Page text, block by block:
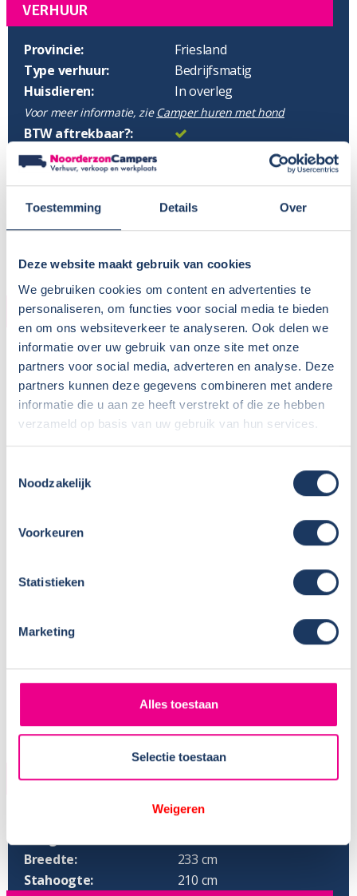
Toestemming Details Over
Deze website maakt gebruik van cookies
We gebruiken cookies om content en advertenties te
personaliseren, om functies voor social media te bieden
en om ons websiteverkeer te analyseren. Ook delen we
informatie over uw gebruik van onze site met onze
partners voor social media, adverteren en analyse. Deze
partners kunnen deze gegevens combineren met andere
informatie die u aan ze heeft verstrekt of die ze hebben
verzameld op basis van uw gebruik van hun services.
Noodzakelijk
Voorkeuren
Statistieken
Marketing
Alles toestaan
Selectie toestaan
Weigeren
VERHUUR
Provincie:
Friesland
Type verhuur:
Bedrijfsmatig
Huisdieren:
In overleg
Voor meer informatie, zie Camper huren met hond
BTW aftrekbaar?:
Wisseldag:
Standaard haaltijd:
Plaatsnaam:
Drachten
CAMPER
Bouwjaar:
2023
Onderstel:
Ford Transit
Motor:
140 pk
Versnellingen:
9
Gewicht leeg:
2916 kg
Rijbewijs:
Transmissie:
Zitplaatsen met gordel:
Aantal slaapplaatsen:
AFMETINGEN
738 cm
Breedte:
233 cm
Stahoogte:
210 cm